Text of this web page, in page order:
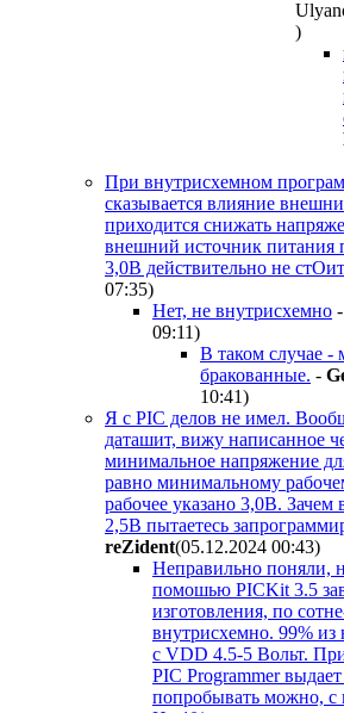
)
При внутрисхемном
сказывается влияние
приходится снижать
внешний источник питания
3,0В действительно не
07:35)
Нет, не внутрисхемно -
09:11)
В таком случае -
бракованные. -
10:41)
Я с PIC делов не имел.
даташит, вижу написанное
минимальное напряжение
равно минимальному
рабочее указано 3,0В.
2,5В пытаетесь
reZident(05.12.2024 00:43)
Неправильно поняли,
помошью PICKit 3.5
изготовления, по
внутрисхемно. 99% из
с VDD 4.5-5 Вольт.
PIC Programmer
попробывать можно, с